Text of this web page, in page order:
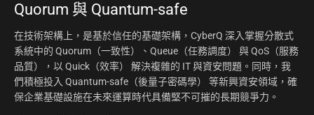
Quorum 與 Quantum-safe
在技術架構上，是基於信任的基礎架構，CyberQ 深入掌握分散式
系統中的 Quorum（一致性）、Queue（任務調度） 與 QoS（服務
品質），以 Quick（效率） 解決複雜的 IT 與資安問題。同時，我
們積極投入 Quantum-safe（後量子密碼學） 等新興資安領域，確
保企業基礎設施在未來運算時代具備堅不可摧的長期競爭力。